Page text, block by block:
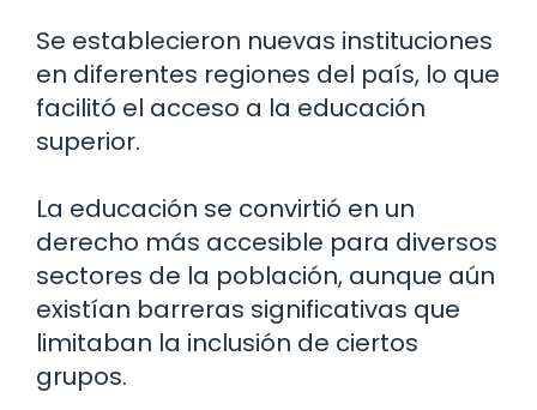
Se establecieron nuevas instituciones
en diferentes regiones del país, lo que
facilitó el acceso a la educación
superior.
La educación se convirtió en un
derecho más accesible para diversos
sectores de la población, aunque aún
existían barreras significativas que
limitaban la inclusión de ciertos
grupos.